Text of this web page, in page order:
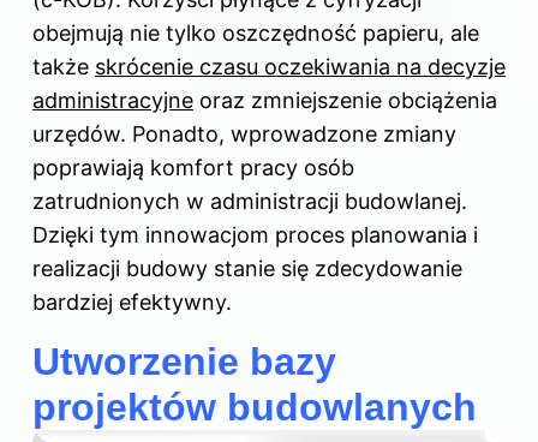
obejmują nie tylko oszczędność papieru, ale
także skrócenie czasu oczekiwania na decyzje
administracyjne oraz zmniejszenie obciążenia
urzędów. Ponadto, wprowadzone zmiany
poprawiają komfort pracy osób
zatrudnionych w administracji budowlanej.
Dzięki tym innowacjom proces planowania i
realizacji budowy stanie się zdecydowanie
bardziej efektywny.
Utworzenie bazy
projektów budowlanych